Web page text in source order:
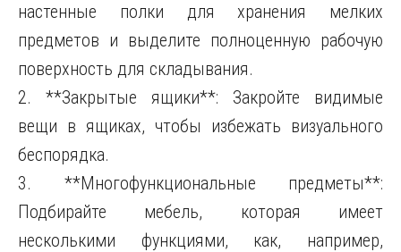
настенные полки для хранения мелких
предметов и выделите полноценную рабочую
поверхность для складывания.
2. **Закрытые ящики**: Закройте видимые
вещи в ящиках, чтобы избежать визуального
беспорядка.
3. **Многофункциональные предметы**:
Подбирайте мебель, которая имеет
несколькими функциями, как, например,